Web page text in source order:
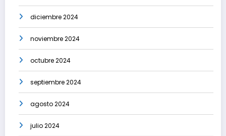
diciembre 2024
noviembre 2024
octubre 2024
septiembre 2024
agosto 2024
julio 2024